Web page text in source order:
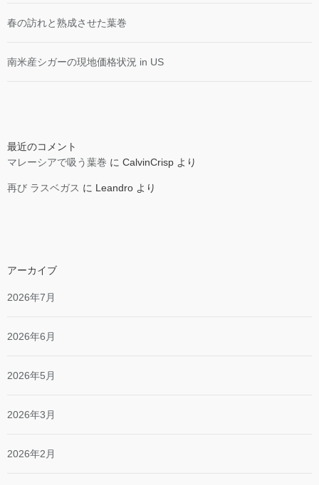
春の訪れと熟成させた葉巻
南米産シガーの現地価格状況 in US
最近のコメント
マレーシアで吸う葉巻 に CalvinCrisp より
再び ラスベガス に Leandro より
アーカイブ
2026年7月
2026年6月
2026年5月
2026年3月
2026年2月